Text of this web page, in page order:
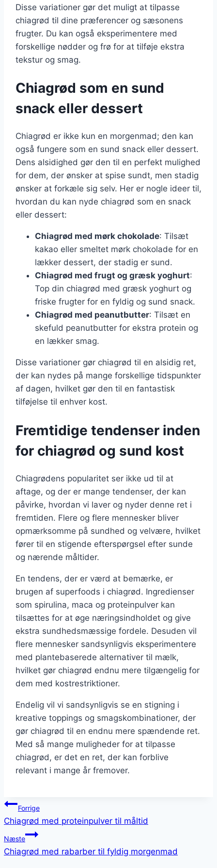
Disse variationer gør det muligt at tilpasse
chiagrød til dine præferencer og sæsonens
frugter. Du kan også eksperimentere med
forskellige nødder og frø for at tilføje ekstra
tekstur og smag.
Chiagrød som en sund
snack eller dessert
Chiagrød er ikke kun en morgenmad; den kan
også fungere som en sund snack eller dessert.
Dens alsidighed gør den til en perfekt mulighed
for dem, der ønsker at spise sundt, men stadig
ønsker at forkæle sig selv. Her er nogle ideer til,
hvordan du kan nyde chiagrød som en snack
eller dessert:
Chiagrød med mørk chokolade: Tilsæt
kakao eller smeltet mørk chokolade for en
lækker dessert, der stadig er sund.
Chiagrød med frugt og græsk yoghurt:
Top din chiagrød med græsk yoghurt og
friske frugter for en fyldig og sund snack.
Chiagrød med peanutbutter: Tilsæt en
skefuld peanutbutter for ekstra protein og
en lækker smag.
Disse variationer gør chiagrød til en alsidig ret,
der kan nydes på mange forskellige tidspunkter
af dagen, hvilket gør den til en fantastisk
tilføjelse til enhver kost.
Fremtidige tendenser inden
for chiagrød og sund kost
Chiagrødens popularitet ser ikke ud til at
aftage, og der er mange tendenser, der kan
påvirke, hvordan vi laver og nyder denne ret i
fremtiden. Flere og flere mennesker bliver
opmærksomme på sundhed og velvære, hvilket
fører til en stigende efterspørgsel efter sunde
og nærende måltider.
En tendens, der er værd at bemærke, er
brugen af superfoods i chiagrød. Ingredienser
som spirulina, maca og proteinpulver kan
tilsættes for at øge næringsindholdet og give
ekstra sundhedsmæssige fordele. Desuden vil
flere mennesker sandsynligvis eksperimentere
med plantebaserede alternativer til mælk,
hvilket gør chiagrød endnu mere tilgængelig for
dem med kostrestriktioner.
Endelig vil vi sandsynligvis se en stigning i
kreative toppings og smagskombinationer, der
gør chiagrød til en endnu mere spændende ret.
Med så mange muligheder for at tilpasse
chiagrød, er det en ret, der kan forblive
relevant i mange år fremover.
Indlægsnavigation
Forrige
Chiagrød med proteinpulver til måltid
Næste
Chiagrød med rabarber til fyldig morgenmad